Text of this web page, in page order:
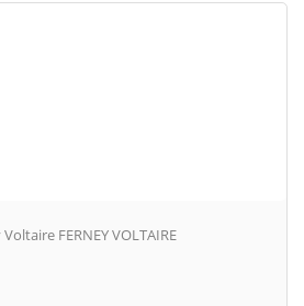
FERNEY VOLTAIRE